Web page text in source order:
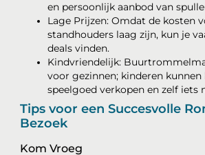
en persoonlijk aanbod van
Lage Prijzen: Omdat de kosten
standhouders laag zijn, kun je
deals vinden.
Kindvriendelijk:
voor gezinnen; kinderen kunnen
speelgoed verkopen en zelf iets
Tips voor een Succesvolle
Bezoek
Kom Vroeg